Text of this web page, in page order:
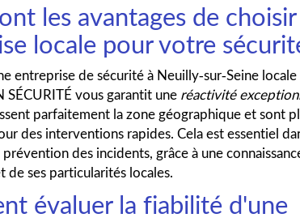
les avantages de
locale pour votre
entreprise de sécurité à Neuilly-sur-Seine locale
SÉCURITÉ vous garantit une réactivité
parfaitement la zone géographique et sont
des interventions rapides. Cela est essentiel
prévention des incidents, grâce à une
ses particularités locales.
évaluer la fiabilité d'une